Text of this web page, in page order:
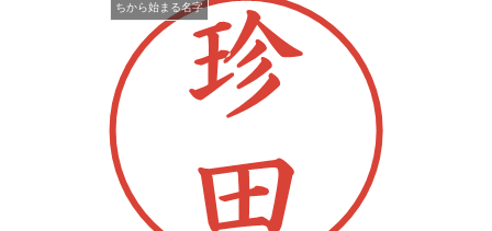
ちから始まる名字